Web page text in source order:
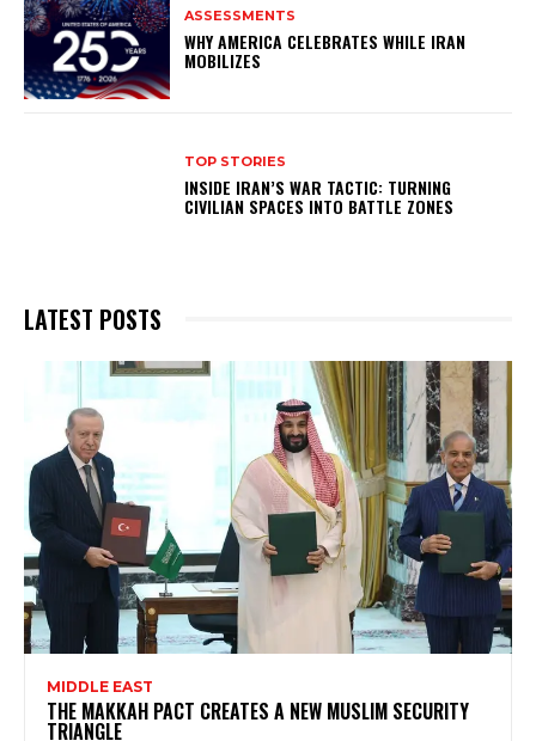
ASSESSMENTS
WHY AMERICA CELEBRATES WHILE IRAN
MOBILIZES
TOP STORIES
INSIDE IRAN’S WAR TACTIC: TURNING
CIVILIAN SPACES INTO BATTLE ZONES
LATEST POSTS
MIDDLE EAST
THE MAKKAH PACT CREATES A NEW MUSLIM SECURITY
TRIANGLE